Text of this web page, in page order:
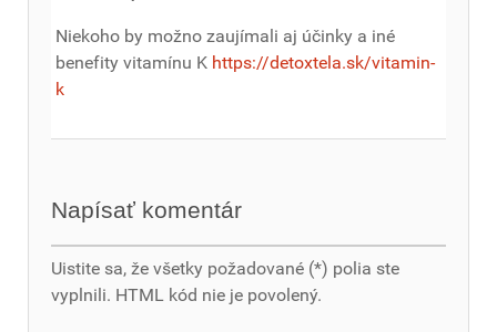
Niekoho by možno zaujímali aj účinky a iné
benefity vitamínu K https://detoxtela.sk/vitamin-
k
Napísať komentár
Uistite sa, že všetky požadované (*) polia ste
vyplnili. HTML kód nie je povolený.